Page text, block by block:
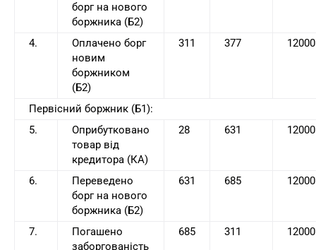
борг на нового
боржника (Б2)
4.
Оплачено борг
новим
боржником
(Б2)
311 377 12000
Первісний боржник (Б1):
5.
Оприбутковано
товар від
кредитора (КА)
28 631 12000
6.
Переведено
борг на нового
боржника (Б2)
631 685 12000
7.
Погашено
заборгованість
685 311 12000